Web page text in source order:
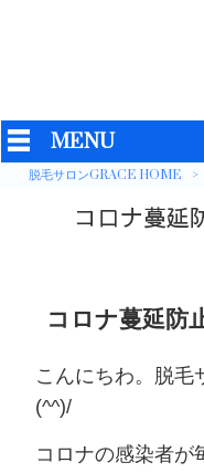
MENU
脱毛サロンGRACE HOME >
コロナ蔓延
コロナ蔓延防
こんにちわ。脱毛
(^^)/
コロナの感染者が